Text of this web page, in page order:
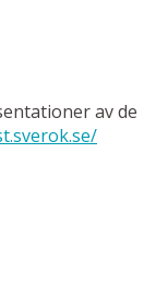
av de